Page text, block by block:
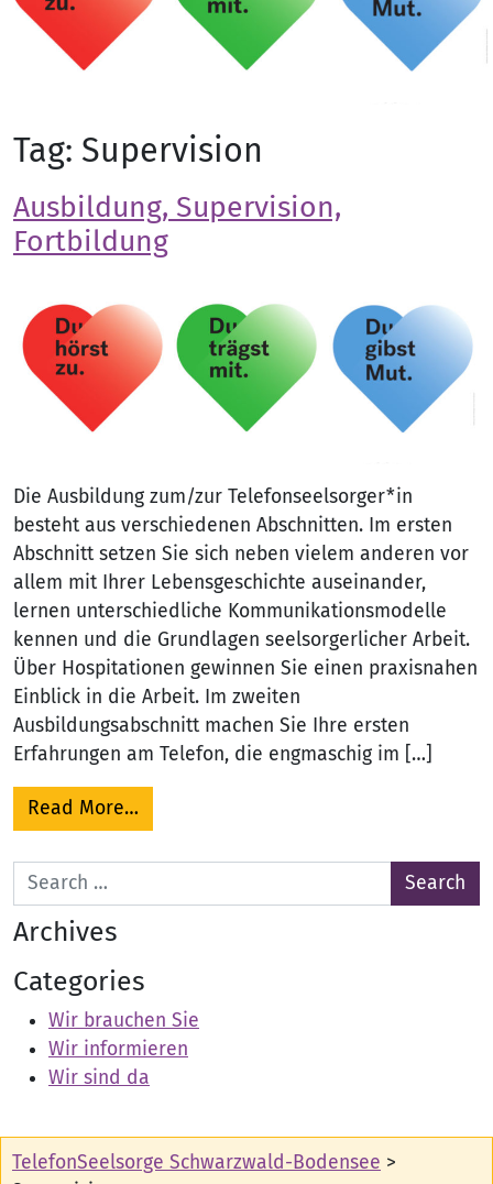
Tag: Supervision
Ausbildung, Supervision,
Fortbildung
Die Ausbildung zum/zur Telefonseelsorger*in
besteht aus verschiedenen Abschnitten. Im ersten
Abschnitt setzen Sie sich neben vielem anderen vor
allem mit Ihrer Lebensgeschichte auseinander,
lernen unterschiedliche Kommunikationsmodelle
kennen und die Grundlagen seelsorgerlicher Arbeit.
Über Hospitationen gewinnen Sie einen praxisnahen
Einblick in die Arbeit. Im zweiten
Ausbildungsabschnitt machen Sie Ihre ersten
Erfahrungen am Telefon, die engmaschig im […]
Read More…
Search for:
Archives
Categories
Wir brauchen Sie
Wir informieren
Wir sind da
TelefonSeelsorge Schwarzwald-Bodensee >